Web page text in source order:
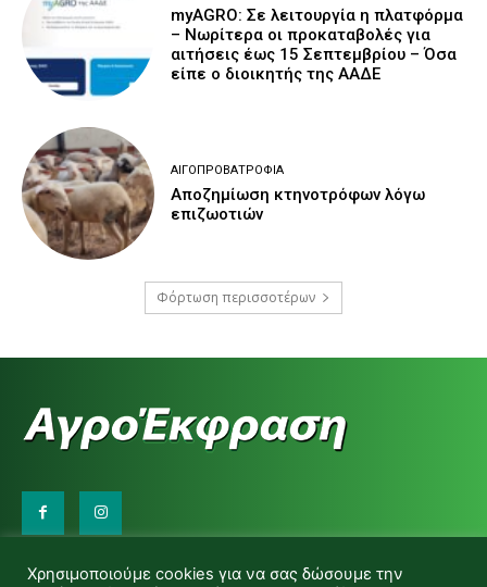
myAGRO: Σε λειτουργία η πλατφόρμα
– Νωρίτερα οι προκαταβολές για
αιτήσεις έως 15 Σεπτεμβρίου – Όσα
είπε ο διοικητής της ΑΑΔΕ
ΑΙΓΟΠΡΟΒΑΤΡΟΦΊΑ
Αποζημίωση κτηνοτρόφων λόγω
επιζωοτιών
Φόρτωση περισσοτέρων
d.makas@yahoo.gr
Χρησιμοποιούμε cookies για να σας δώσουμε την